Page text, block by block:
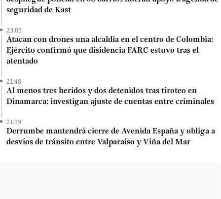
seguridad de Kast
23:05
Atacan con drones una alcaldía en el centro de Colombia:
Ejército confirmó que disidencia FARC estuvo tras el
atentado
21:48
Al menos tres heridos y dos detenidos tras tiroteo en
Dinamarca: investigan ajuste de cuentas entre criminales
21:39
Derrumbe mantendrá cierre de Avenida España y obliga a
desvíos de tránsito entre Valparaíso y Viña del Mar